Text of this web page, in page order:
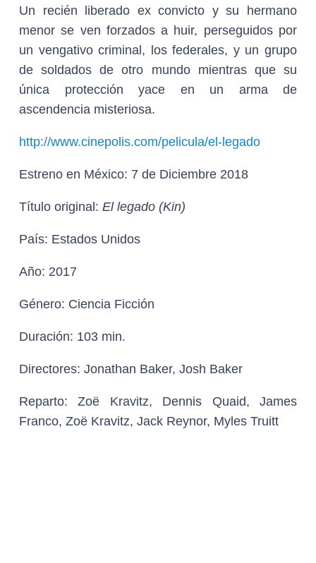
Un recién liberado ex convicto y su hermano
menor se ven forzados a huir, perseguidos por
un vengativo criminal, los federales, y un grupo
de soldados de otro mundo mientras que su
única protección yace en un arma de
ascendencia misteriosa.
http://www.cinepolis.com/pelicula/el-legado
Estreno en México: 7 de Diciembre 2018
Título original: El legado (Kin)
País: Estados Unidos
Año: 2017
Género: Ciencia Ficción
Duración: 103 min.
Directores: Jonathan Baker, Josh Baker
Reparto: Zoë Kravitz, Dennis Quaid, James
Franco, Zoë Kravitz, Jack Reynor, Myles Truitt